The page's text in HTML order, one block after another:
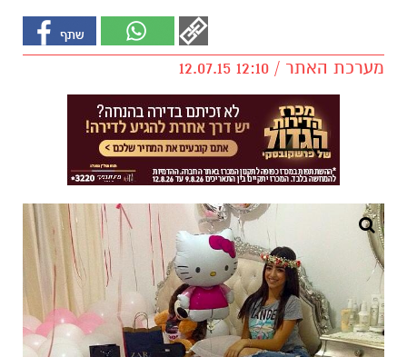
מערכת האתר / 12:10 12.07.15